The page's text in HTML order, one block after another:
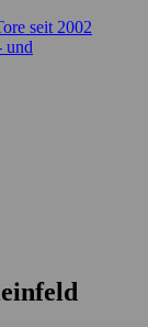
seit 2002
und